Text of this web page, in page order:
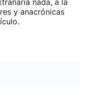
nada, a la
y anacrónicas